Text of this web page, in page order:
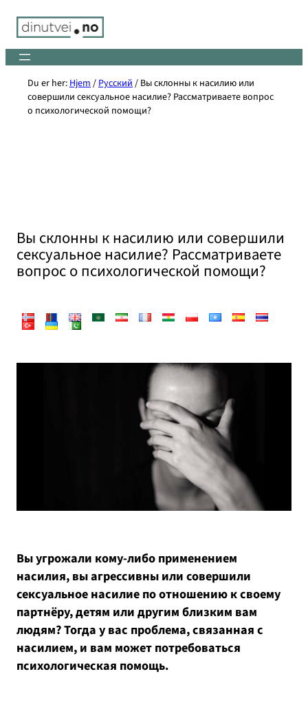
Skip
content
Du er her:Hjem/Русский/ Вы склонны к насилию или
совершили сексуальное насилие? Рассматриваете вопрос
о психологической помощи?
Вы склонны к насилию или совершили
сексуальное насилие? Рассматриваете
вопрос о психологической помощи?
Вы угрожали кому-либо применением
насилия, вы агрессивны или совершили
сексуальное насилие по отношению к своему
партнёру, детям или другим близким вам
людям? Тогда у вас проблема, связанная с
насилием, и вам может потребоваться
психологическая помощь.